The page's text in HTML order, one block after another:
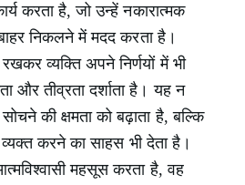
करता है, जो उन्हें नकारात्मक
निकलने में मदद करता है।
व्यक्ति अपने निर्णयों में भी
और तीव्रता दर्शाता है। यह न
की क्षमता को बढ़ाता है, बल्कि
करने का साहस भी देता है।
महसूस करता है, वह